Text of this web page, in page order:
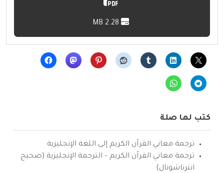
كتب لها صلة
ترجمة معاني القرآن الكريم إلى اللغة الإنجليزية
ترجمة معاني القرآن الكريم – الترجمة الإنجليزية (صحيح
انترناشونال)